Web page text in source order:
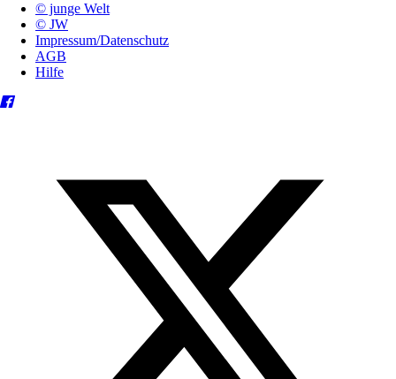
© junge Welt
© JW
Impressum/Datenschutz
AGB
Hilfe